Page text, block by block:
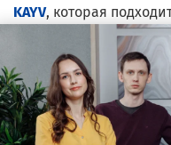
KAYV, которая